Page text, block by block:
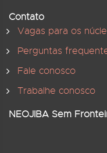
Contato
Vagas para os
Perguntas
Fale conosco
Trabalhe conosco
NEOJIBA Sem